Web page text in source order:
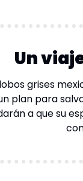
Un
grises
plan para